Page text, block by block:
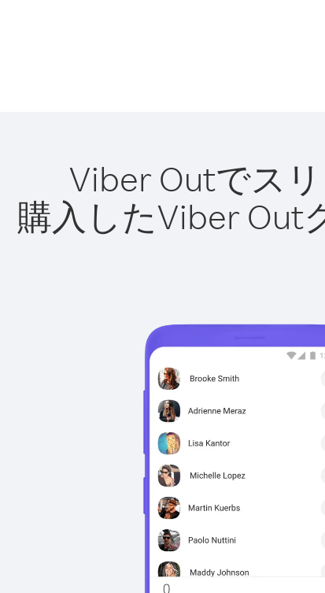
Viber Outでス
購入したViber Out